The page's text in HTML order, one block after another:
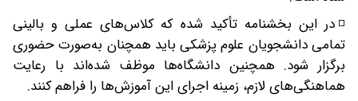
◽️در این بخشنامه تأکید شده که کلاس‌های عملی و بالینی
تمامی دانشجویان علوم پزشکی باید همچنان به‌صورت حضوری
برگزار شود. همچنین دانشگاه‌ها موظف شده‌اند با رعایت
هماهنگی‌های لازم، زمینه اجرای این آموزش‌ها را فراهم کنند.